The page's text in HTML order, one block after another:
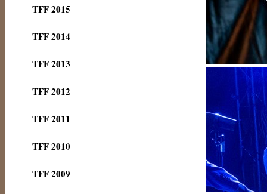
TFF 2015
TFF 2014
TFF 2013
TFF 2012
TFF 2011
TFF 2010
TFF 2009